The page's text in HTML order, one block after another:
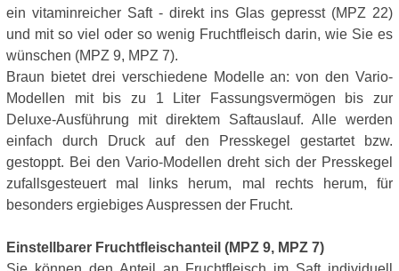
ein vitaminreicher Saft - direkt ins Glas gepresst (MPZ 22)
und mit so viel oder so wenig Fruchtfleisch darin, wie Sie es
wünschen (MPZ 9, MPZ 7).
Braun bietet drei verschiedene Modelle an: von den Vario-
Modellen mit bis zu 1 Liter Fassungsvermögen bis zur
Deluxe-Ausführung mit direktem Saftauslauf. Alle werden
einfach durch Druck auf den Presskegel gestartet bzw.
gestoppt. Bei den Vario-Modellen dreht sich der Presskegel
zufallsgesteuert mal links herum, mal rechts herum, für
besonders ergiebiges Auspressen der Frucht.
Einstellbarer Fruchtfleischanteil (MPZ 9, MPZ 7)